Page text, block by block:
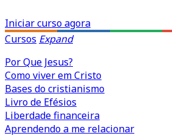
Iniciar curso agora
Cursos Expand
Por Que Jesus?
Como viver em Cristo
Bases do cristianismo
Livro de Efésios
Liberdade financeira
Aprendendo a me relacionar